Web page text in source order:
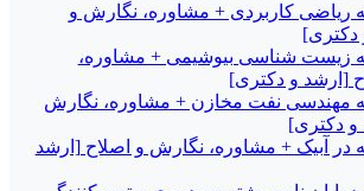
ریاضی کاربردی + مشاوره، نگارش و
دکتری]
زیست شناسی بیوشیمی + مشاوره،
[ارشد و دکتری]
مهندسی نفت مخازن + مشاوره، نگارش
و دکتری]
در آبیک + مشاوره، نگارش و اصلاح [ارشد